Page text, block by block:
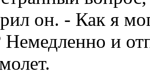
он. - Как я
и